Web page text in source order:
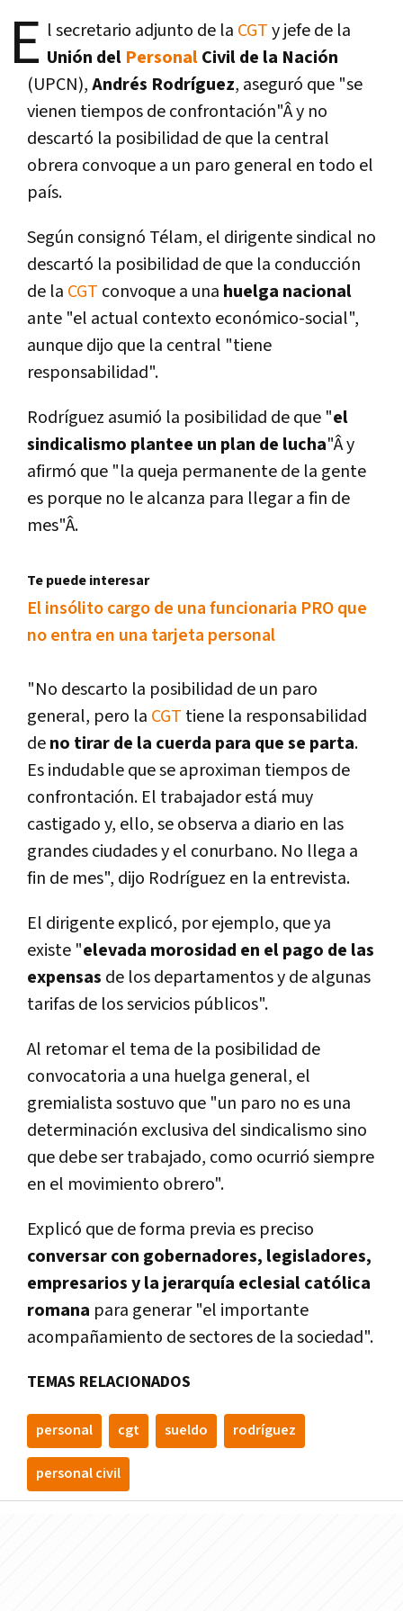
E l secretario adjunto de la CGTy jefe de la
Unión del PersonalCivil de la Nación
(UPCN),Andrés Rodrí­guez, aseguró que "se
vienen tiempos de confrontación"Â y no
descartó la posibilidad de que la central
obrera convoque a un paro general en todo el
paí­s.
Según consignó Télam, el dirigente sindical no
descartó la posibilidad de que la conducción
de la CGT convoque a una huelga nacional
ante "el actual contexto económico-social",
aunque dijo que la central "tiene
responsabilidad".
Rodrí­guez asumió la posibilidad de que "el
sindicalismo plantee un plan de lucha"Â y
afirmó que "la queja permanente de la gente
es porque no le alcanza para llegar a fin de
mes"Â.
Te puede interesar
El insólito cargo de una funcionaria PRO que
no entra en una tarjeta personal
"No descarto la posibilidad de un paro
general, pero la CGT tiene la responsabilidad
deno tirar de la cuerda para que se parta.
Es indudable que se aproximan tiempos de
confrontación. El trabajador está muy
castigado y, ello, se observa a diario en las
grandes ciudades y el conurbano. No llega a
fin de mes", dijo Rodrí­guez en la entrevista.
El dirigente explicó, por ejemplo, que ya
existe "elevada morosidad en el pago de las
expensas de los departamentos y de algunas
tarifas de los servicios públicos".
Al retomar el tema de la posibilidad de
convocatoria a una huelga general, el
gremialista sostuvo que "un paro no es una
determinación exclusiva del sindicalismo sino
que debe ser trabajado, como ocurrió siempre
en el movimiento obrero".
Explicó que de forma previa es preciso
conversar con gobernadores, legisladores,
empresarios y la jerarquí­a eclesial católica
romana para generar "el importante
acompañamiento de sectores de la sociedad".
TEMAS RELACIONADOS
personal cgt sueldo rodrí­guez
personal civil